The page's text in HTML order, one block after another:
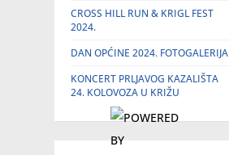
CROSS HILL RUN & KRIGL FEST
2024.
DAN OPĆINE 2024. FOTOGALERIJA
KONCERT PRLJAVOG KAZALIŠTA
24. KOLOVOZA U KRIŽU